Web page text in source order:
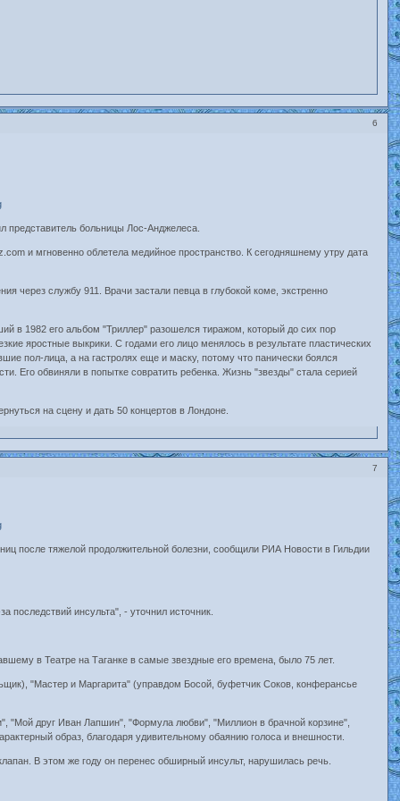
6
представитель больницы Лос-Анджелеса.
и мгновенно облетела медийное пространство. К сегодняшнему утру дата
через службу 911. Врачи застали певца в глубокой коме, экстренно
в 1982 его альбом "Триллер" разошелся тиражом, который до сих пор
яростные выкрики. С годами его лицо менялось в результате пластических
пол-лица, а на гастролях еще и маску, потому что панически боялся
Его обвиняли в попытке совратить ребенка. Жизнь "звезды" стала серией
на сцену и дать 50 концертов в Лондоне.
7
после тяжелой продолжительной болезни, сообщили РИА Новости в Гильдии
последствий инсульта", - уточнил источник.
в Театре на Таганке в самые звездные его времена, было 75 лет.
"Мастер и Маргарита" (управдом Босой, буфетчик Соков, конферансье
"Мой друг Иван Лапшин", "Формула любви", "Миллион в брачной корзине",
образ, благодаря удивительному обаянию голоса и внешности.
В этом же году он перенес обширный инсульт, нарушилась речь.